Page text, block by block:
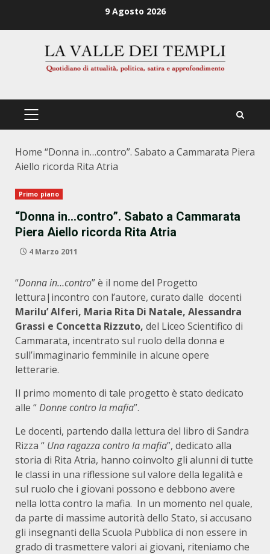
9 Agosto 2026
PRIMÄRES
Home “Donna in…contro”. Sabato a Cammarata Piera
Aiello ricorda Rita Atria
Primo piano
“Donna in…contro”. Sabato a Cammarata
Piera Aiello ricorda Rita Atria
4 Marzo 2011
“Donna in…contro” è il nome del Progetto
lettura|incontro con l’autore, curato dalle docenti
Marilu’ Alferi, Maria Rita Di Natale, Alessandra
Grassi e Concetta Rizzuto, del Liceo Scientifico di
Cammarata, incentrato sul ruolo della donna e
sull’immaginario femminile in alcune opere
letterarie.
Il primo momento di tale progetto è stato dedicato
alle “Donne contro la mafia”.
Le docenti, partendo dalla lettura del libro di Sandra
Rizza “ Una ragazza contro la mafia”, dedicato alla
storia di Rita Atria, hanno coinvolto gli alunni di tutte
le classi in una riflessione sul valore della legalità e
sul ruolo che i giovani possono e debbono avere
nella lotta contro la mafia. In un momento nel quale,
da parte di massime autorità dello Stato, si accusano
gli insegnanti della Scuola Pubblica di non essere in
grado di trasmettere valori ai giovani, riteniamo che